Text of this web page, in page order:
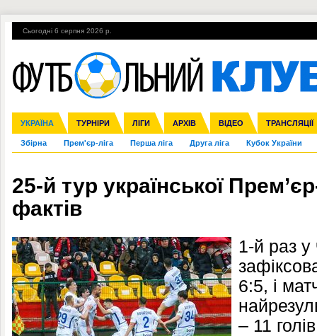
Сьогодні 6 серпня 2026 р.
УКРАЇНА ТУРНІРИ ЛІГИ АРХІВ ВІДЕО ТРАНСЛЯЦІЇ
Збірна Прем'єр-ліга Перша ліга Друга ліга Кубок України
Ліга чемпіонів Ліга Європи Міжнародні Ліга націй Ліга
Англія Іспанія Італія Німеччина Франція Інші
ЧС-2014 ЄВРО-2016 Росія Кубок конфедерацій ЧЄ-2015 (U-
Гарячі теми УПЛ, 1-й тур ВІЙНА УПЛ-ПЕРЕХОДИ
25-й тур української
фактів
1-й раз у
6:5, і
– 11